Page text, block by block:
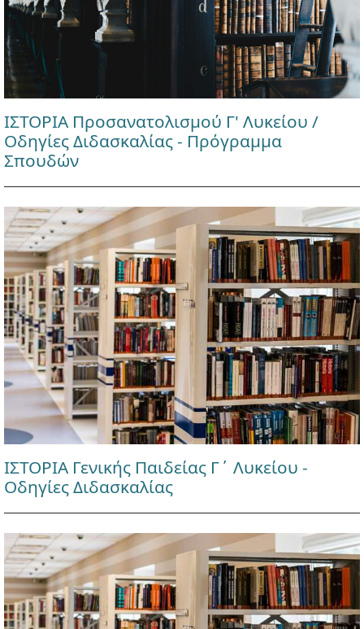
ΙΣΤΟΡΙΑ Προσανατολισμού Γ' Λυκείου /
Οδηγίες Διδασκαλίας - Πρόγραμμα
Σπουδών
ΙΣΤΟΡΙΑ Γενικής Παιδείας Γ΄ Λυκείου -
Οδηγίες Διδασκαλίας